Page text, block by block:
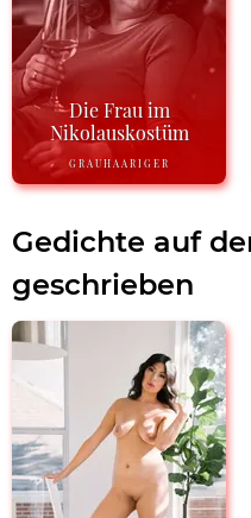
Die Frau im
Nikolauskostüm
GRAUHAARIGER
Gedichte auf
geschrieben